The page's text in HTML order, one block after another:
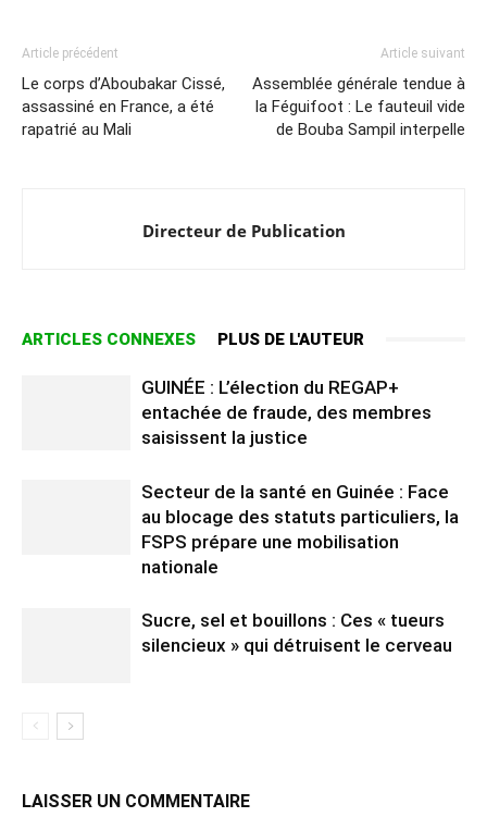
Article précédent
Le corps d’Aboubakar Cissé,
assassiné en France, a été
rapatrié au Mali
Article suivant
Assemblée générale tendue à
la Féguifoot : Le fauteuil vide
de Bouba Sampil interpelle
Directeur de Publication
ARTICLES CONNEXES PLUS DE L'AUTEUR
GUINÉE : L’élection du REGAP+
entachée de fraude, des membres
saisissent la justice
Secteur de la santé en Guinée : Face
au blocage des statuts particuliers, la
FSPS prépare une mobilisation
nationale
Sucre, sel et bouillons : Ces « tueurs
silencieux » qui détruisent le cerveau
LAISSER UN COMMENTAIRE